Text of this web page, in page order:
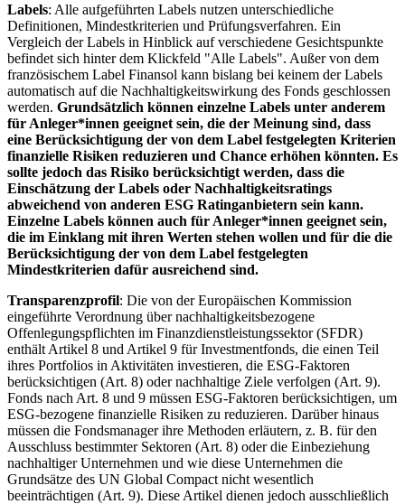
Labels: Alle aufgeführten Labels nutzen unterschiedliche
Definitionen, Mindestkriterien und Prüfungsverfahren. Ein
Vergleich der Labels in Hinblick auf verschiedene Gesichtspunkte
befindet sich hinter dem Klickfeld "Alle Labels". Außer von dem
französischem Label Finansol kann bislang bei keinem der Labels
automatisch auf die Nachhaltigkeitswirkung des Fonds geschlossen
werden. Grundsätzlich können einzelne Labels unter anderem
für Anleger*innen geeignet sein, die der Meinung sind, dass
eine Berücksichtigung der von dem Label festgelegten Kriterien
finanzielle Risiken reduzieren und Chance erhöhen könnten. Es
sollte jedoch das Risiko berücksichtigt werden, dass die
Einschätzung der Labels oder Nachhaltigkeitsratings
abweichend von anderen ESG Ratinganbietern sein kann.
Einzelne Labels können auch für Anleger*innen geeignet sein,
die im Einklang mit ihren Werten stehen wollen und für die die
Berücksichtigung der von dem Label festgelegten
Mindestkriterien dafür ausreichend sind.
Transparenzprofil: Die von der Europäischen Kommission
eingeführte Verordnung über nachhaltigkeitsbezogene
Offenlegungspflichten im Finanzdienstleistungssektor (SFDR)
enthält Artikel 8 und Artikel 9 für Investmentfonds, die einen Teil
ihres Portfolios in Aktivitäten investieren, die ESG-Faktoren
berücksichtigen (Art. 8) oder nachhaltige Ziele verfolgen (Art. 9).
Fonds nach Art. 8 und 9 müssen ESG-Faktoren berücksichtigen, um
ESG-bezogene finanzielle Risiken zu reduzieren. Darüber hinaus
müssen die Fondsmanager ihre Methoden erläutern, z. B. für den
Ausschluss bestimmter Sektoren (Art. 8) oder die Einbeziehung
nachhaltiger Unternehmen und wie diese Unternehmen die
Grundsätze des UN Global Compact nicht wesentlich
beeinträchtigen (Art. 9). Diese Artikel dienen jedoch ausschließlich